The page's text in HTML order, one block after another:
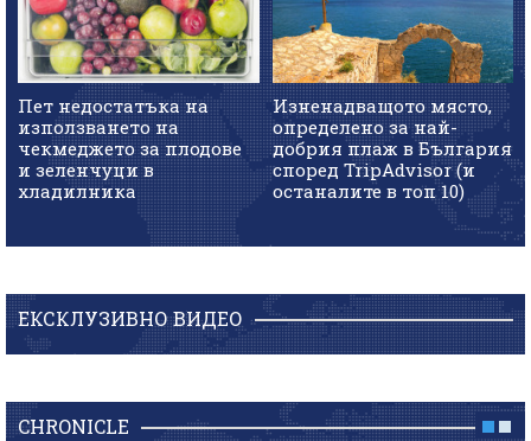
Пет недостатъка на
използването на
чекмеджето за плодове
и зеленчуци в
хладилника
Изненадващото място,
определено за най-
добрия плаж в България
според TripAdvisor (и
останалите в топ 10)
ЕКСКЛУЗИВНО ВИДЕО
CHRONICLE